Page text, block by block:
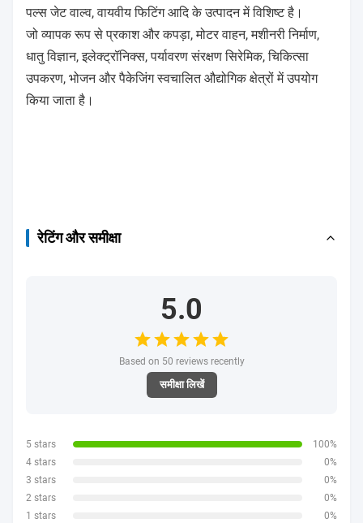
पल्स जेट वाल्व, वायवीय फिटिंग आदि के उत्पादन में विशिष्ट है।
जो व्यापक रूप से प्रकाश और कपड़ा, मोटर वाहन, मशीनरी निर्माण,
धातु विज्ञान, इलेक्ट्रॉनिक्स, पर्यावरण संरक्षण सिरेमिक, चिकित्सा
उपकरण, भोजन और पैकेजिंग स्वचालित औद्योगिक क्षेत्रों में उपयोग
किया जाता है।
रेटिंग और समीक्षा
5.0
Based on 50 reviews recently
समीक्षा लिखें
5 stars
100%
4 stars
0%
3 stars
0%
2 stars
0%
1 stars
0%